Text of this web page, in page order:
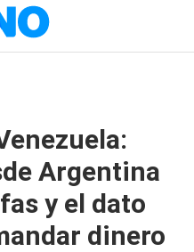
Argentina
y el dato
dinero